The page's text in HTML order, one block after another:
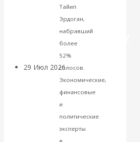
переход к
посткапитализму
29 Июл 2026Мировая
финансовая олигархия
Валентин
Катасонов.
Тайип
Эрдоган,
набравший
более
52%
голосов.
Экономические,
финансовые
и
политические
эксперты